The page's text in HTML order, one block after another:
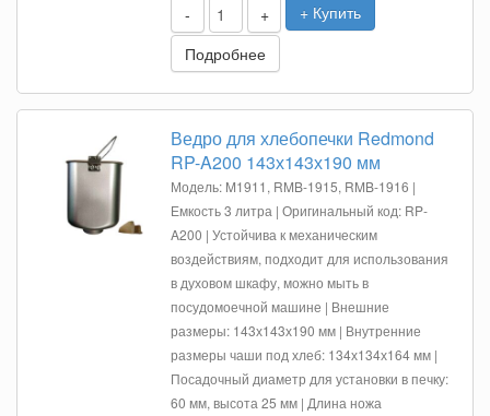
- +
+ Купить
Подробнее
Ведро для хлебопечки Redmond
RP-A200 143х143х190 мм
Модель: M1911, RMB-1915, RMB-1916 |
Емкость 3 литра | Оригинальный код: RP-
A200 | Устойчива к механическим
воздействиям, подходит для использования
в духовом шкафу, можно мыть в
посудомоечной машине | Внешние
размеры: 143х143х190 мм | Внутренние
размеры чаши под хлеб: 134х134х164 мм |
Посадочный диаметр для установки в печку:
60 мм, высота 25 мм | Длина ножа